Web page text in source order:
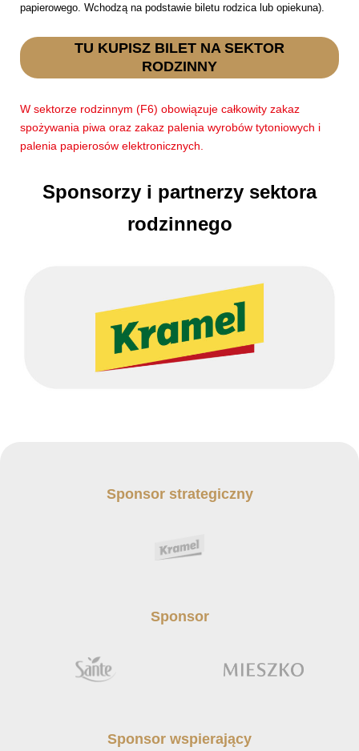
papierowego. Wchodzą na podstawie biletu rodzica lub opiekuna).
TU KUPISZ BILET NA SEKTOR
RODZINNY
W sektorze rodzinnym (F6) obowiązuje całkowity zakaz
spożywania piwa oraz zakaz palenia wyrobów tytoniowych i
palenia papierosów elektronicznych.
Sponsorzy i partnerzy sektora
rodzinnego
Sponsor strategiczny
Sponsor
Sponsor wspierający